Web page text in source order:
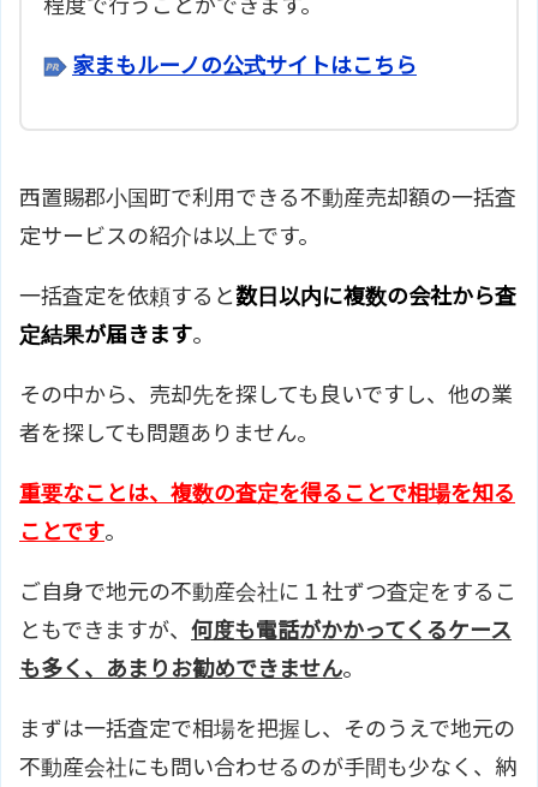
程度で行うことができます。
家まもルーノの公式サイトはこちら
西置賜郡小国町で利用できる不動産売却額の一括査
定サービスの紹介は以上です。
一括査定を依頼すると数日以内に複数の会社から査
定結果が届きます。
その中から、売却先を探しても良いですし、他の業
者を探しても問題ありません。
重要なことは、複数の査定を得ることで相場を知る
ことです。
ご自身で地元の不動産会社に１社ずつ査定をするこ
ともできますが、 何度も電話がかかってくるケース
も多く、あまりお勧めできません。
まずは一括査定で相場を把握し、そのうえで地元の
不動産会社にも問い合わせるのが手間も少なく、納